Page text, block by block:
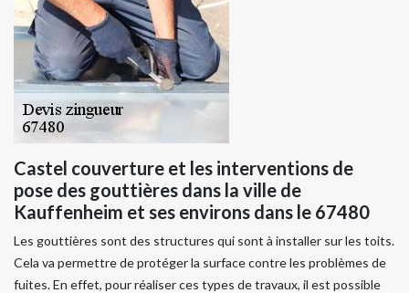
Castel couverture et les interventions de
pose des gouttières dans la ville de
Kauffenheim et ses environs dans le 67480
Les gouttières sont des structures qui sont à installer sur les toits.
Cela va permettre de protéger la surface contre les problèmes de
fuites. En effet, pour réaliser ces types de travaux, il est possible